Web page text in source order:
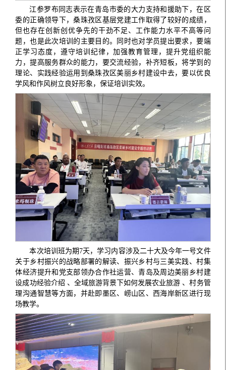
江参罗布同志表示在青岛市委的大力支持和援助下，在区
委的正确领导下，桑珠孜区基层党建工作取得了较好的成绩，
但也存在创新创优争先的干劲不足、工作能力水平不高等问
题，也是此次培训的主要目的。同时也对学员提出要求，要端
正学习态度，遵守培训纪律，加强教育管理，提升党组织能
力，提高服务群众的能力，要交流经验，补齐短板，将学到的
理论、实践经验运用到桑珠孜区美丽乡村建设中去，要以优良
学风和作风树立良好形象，保证培训实效。
本次培训班为期7天，学习内容涉及二十大及今年一号文件
关于乡村振兴的战略部署的解读、振兴乡村与三美实践、村集
体经济提升和党支部领办合作社运营、青岛及周边美丽乡村建
设成功经验介绍 、全域旅游背景下如何发展农业旅游 、村务管
理沟通智慧等方面，并赴即墨区、崂山区、西海岸新区进行现
场教学。